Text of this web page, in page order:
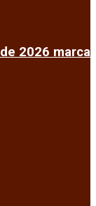
2026 marca